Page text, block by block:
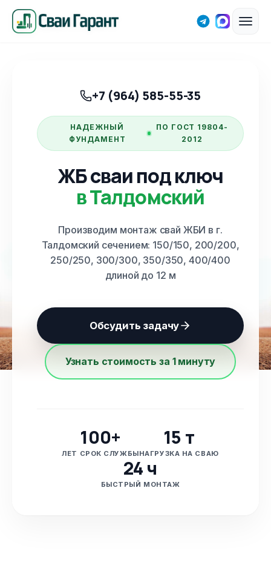
+7 (964) 585-55-35
НАДЕЖНЫЙ
ФУНДАМЕНТ
ПО ГОСТ 19804-
2012
ЖБ сваи под ключ
в Талдомский
Производим монтаж свай ЖБИ в г.
Талдомский сечением: 150/150, 200/200,
250/250, 300/300, 350/350, 400/400
длиной до 12 м
Обсудить задачу
Узнать стоимость за 1 минуту
100+
ЛЕТ СРОК СЛУЖБЫ
15 т
НАГРУЗКА НА СВАЮ
24 ч
БЫСТРЫЙ МОНТАЖ